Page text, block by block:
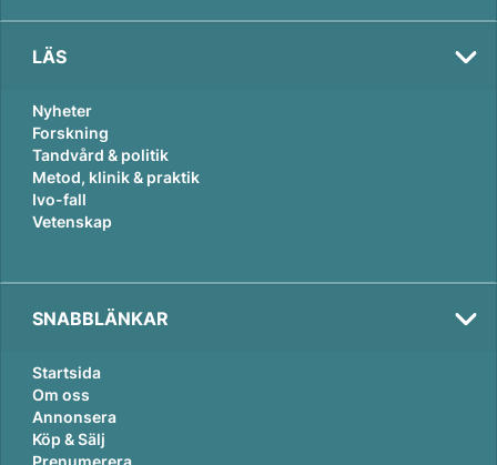
LÄS
Nyheter
Forskning
Tandvård & politik
Metod, klinik & praktik
Ivo-fall
Vetenskap
SNABBLÄNKAR
Startsida
Om oss
Annonsera
Köp & Sälj
Prenumerera